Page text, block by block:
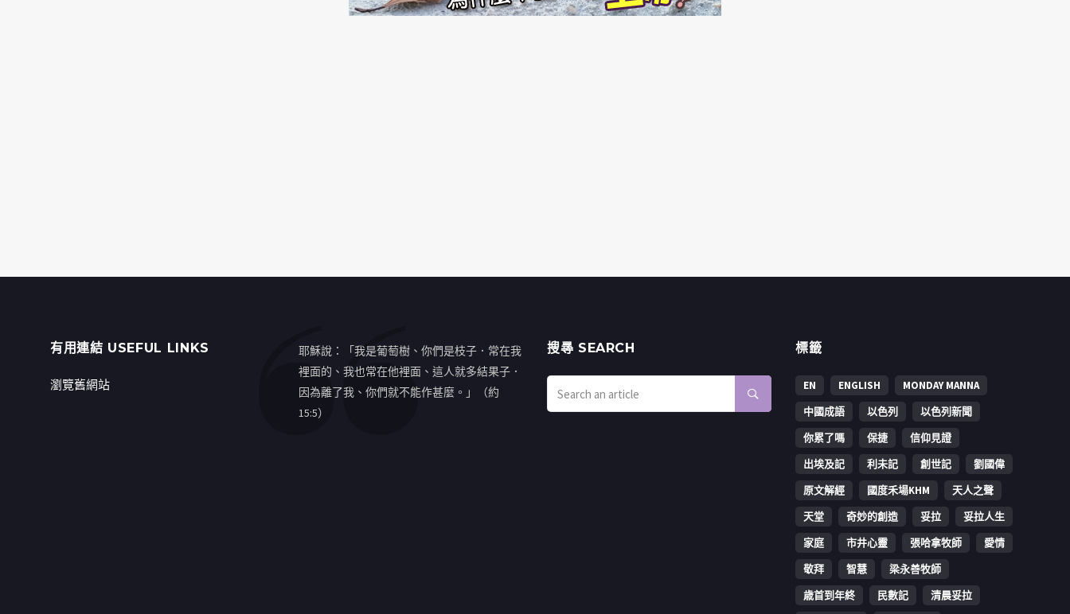
有用連結 USEFUL LINKS
瀏覽舊網站
耶穌說：「我是葡萄樹、你們是枝子．常在我
裡面的、我也常在他裡面、這人就多結果子．
因為離了我、你們就不能作甚麼。」（約
15:5）
搜㝷 SEARCH 標籤
EN ENGLISH
MONDAY MANNA
中國成語
以色列
以色列新聞
你累了嗎
保捷
信仰見證
出埃及記
利未記 創世記
劉國偉
原文解經
國度禾場KHM
天人之聲
天堂
奇妙的創造 妥拉
妥拉人生
家庭
市井心靈 張哈拿牧師
愛情
敬拜
智慧
梁永善牧師
歳首到年終
民數記 清晨妥拉